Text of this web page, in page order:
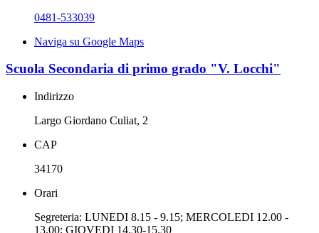
0481-533039
Naviga su Google Maps
Scuola Secondaria di primo grado "V. Locchi"
Indirizzo
Largo Giordano Culiat, 2
CAP
34170
Orari
Segreteria: LUNEDI 8.15 - 9.15; MERCOLEDI 12.00 -
13.00; GIOVEDI 14.30-15.30